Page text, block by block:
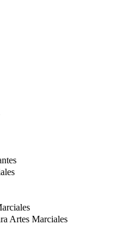
Artes Marciales